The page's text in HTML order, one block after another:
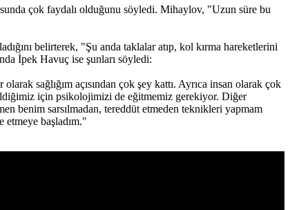
çok faydalı olduğunu söyledi. Mihaylov, "Uzun süre bu
belirterek, "Şu anda taklalar atıp, kol kırma hareketlerini
İpek Havuç ise şunları söyledi:
sağlığım açısından çok şey kattı. Ayrıca insan olarak çok
için psikolojimizi de eğitmemiz gerekiyor. Diğer
benim sarsılmadan, tereddüt etmeden teknikleri yapmam
başladım."